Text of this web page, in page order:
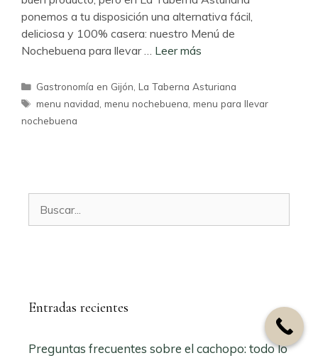
ponemos a tu disposición una alternativa fácil,
deliciosa y 100% casera: nuestro Menú de
Nochebuena para llevar … Leer más
Categorías
Gastronomía en Gijón ,La Taberna Asturiana
Etiquetas
menu navidad ,menu nochebuena ,menu para llevar
nochebuena
Entradas recientes
Preguntas frecuentes sobre el cachopo: todo lo